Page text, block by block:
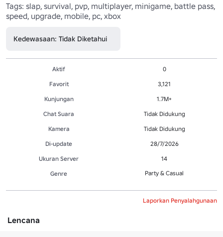
Tags: slap, survival, pvp, multiplayer, minigame, battle pass,
speed, upgrade, mobile, pc, xbox
Kedewasaan: Tidak Diketahui
Aktif
0
Favorit
3,121
Kunjungan
1.7M+
Chat Suara
Tidak Didukung
Kamera
Tidak Didukung
Di-update
28/7/2026
Ukuran Server
14
Genre
Party & Casual
Laporkan Penyalahgunaan
Lencana